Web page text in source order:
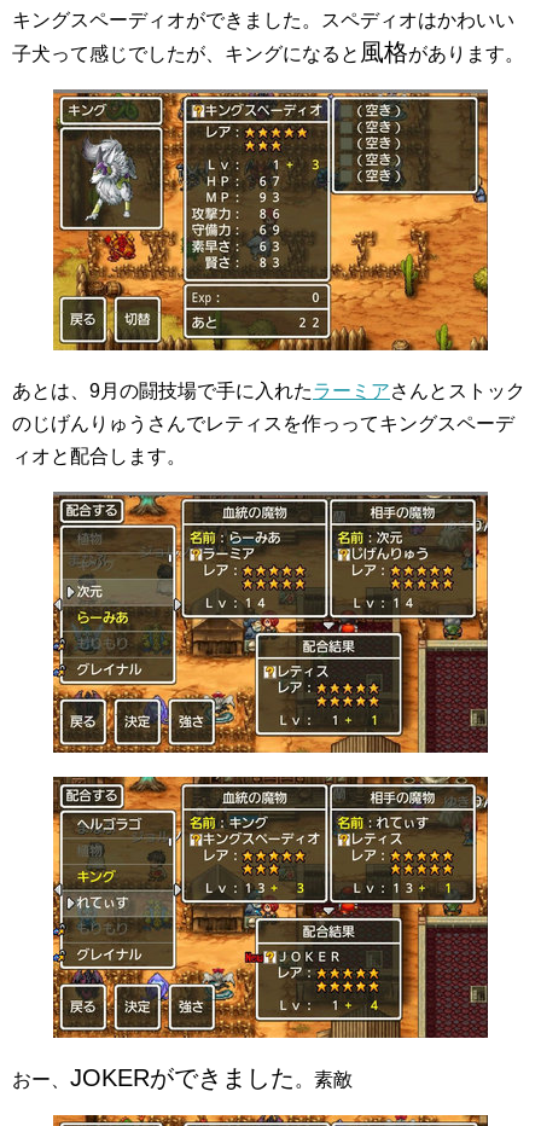
キングスペーディオができました。スペディオはかわいい
子犬って感じでしたが、キングになると 風格があります。
あとは、9月の闘技場で手に入れたラーミアさんとストック
のじげんりゅうさんでレティスを作っってキングスペーデ
ィオと配合します。
おー、 JOKERができました 。素敵